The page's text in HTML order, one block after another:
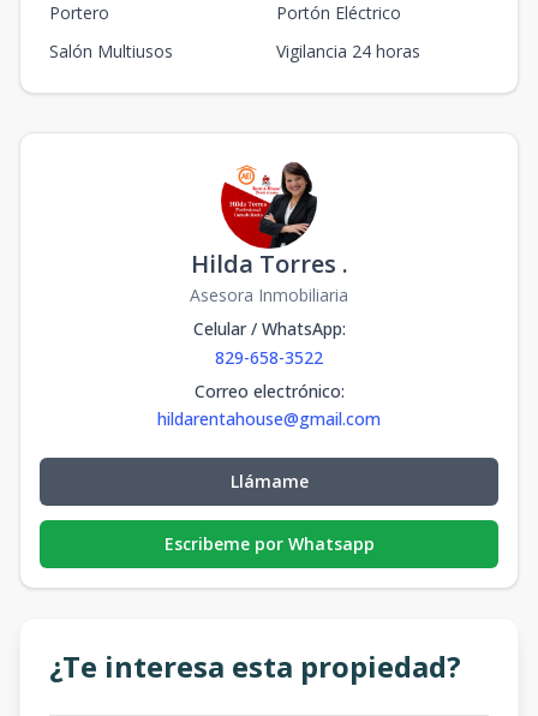
Portero
Portón Eléctrico
Salón Multiusos
Vigilancia 24 horas
Hilda Torres .
Asesora Inmobiliaria
Celular / WhatsApp:
829-658-3522
Correo electrónico:
hildarentahouse@gmail.com
Llámame
Escribeme por Whatsapp
¿Te interesa esta propiedad?